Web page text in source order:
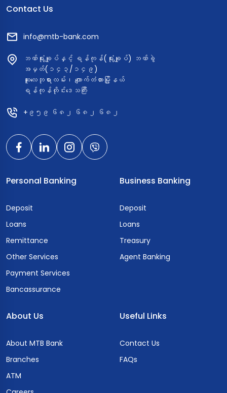
Contact Us
info@mtb-bank.com
ဘဏ်ရုံးချုပ်နှင့် ရန်ကုန်(ရုံးချုပ်) ဘဏ်ခွဲ
အမှတ်(၁၄၃/၁၄၉)
ဆူးလေဘုရားလမ်း၊ ကျောက်တံတားမြို့နယ်
ရန်ကုန်တိုင်းဒေသကြီး
+၉၅၉ ၆၈၂ ၆၈၂ ၆၈၂
Personal Banking
Deposit
Loans
Remittance
Other Services
Payment Services
Bancassurance
Business Banking
Deposit
Loans
Treasury
Agent Banking
About Us
About MTB Bank
Branches
ATM
Useful Links
Contact Us
FAQs